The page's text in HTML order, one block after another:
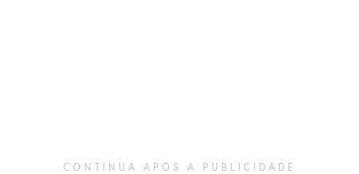
CONTINUA APÓS A PUBLICIDADE